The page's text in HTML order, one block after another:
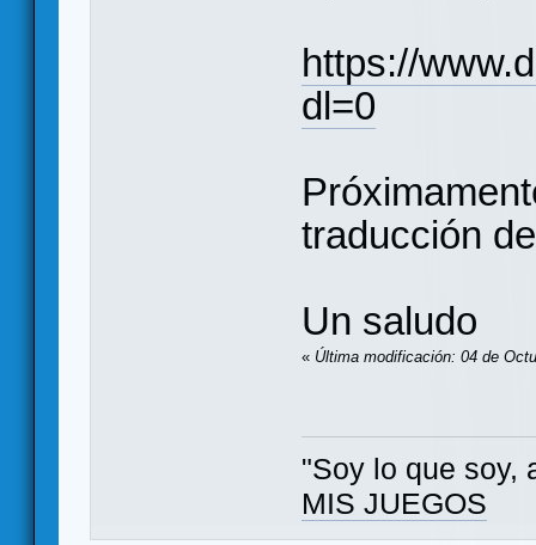
https://
dl=0
traducción
Un saludo
« Última modificación: 04 de
"Soy lo que soy,
MIS JUEGOS